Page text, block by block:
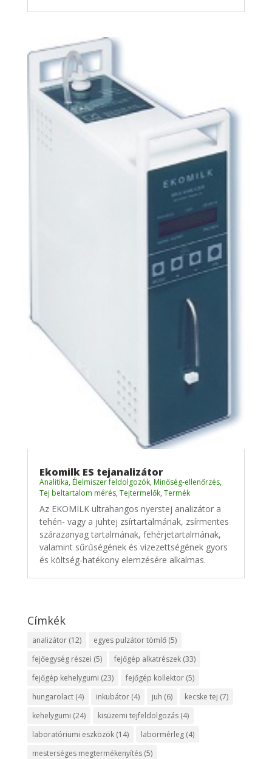
Ekomilk ES tejanalizátor
Analitika, Élelmiszer feldolgozók, Minőség-ellenőrzés,
Tej beltartalom mérés,Tejtermelők,Termék
Az EKOMILK ultrahangos nyerstej analizátor a
tehén- vagy a juhtej zsírtartalmának, zsírmentes
szárazanyag tartalmának, fehérjetartalmának,
valamint sűrűségének és vizezettségének gyors
és költség-hatékony elemzésére alkalmas.
Címkék
analizátor(12) egyes pulzátor tömlő(5)
fejőegység részei (5) fejőgép alkatrészek(33)
fejőgép kehelygumi (23) fejőgép kollektor(5)
hungarolact(4) inkubátor(4) juh (6) kecske tej (7)
kehelygumi (24) kisüzemi tejfeldolgozás(4)
laboratóriumi eszközök(14) labormérleg(4)
mesterséges megtermékenyítés(5)